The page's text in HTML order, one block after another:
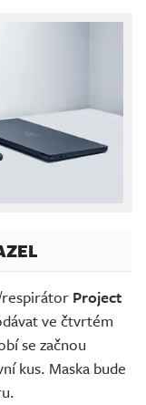
respirátor Project
ve čtvrtém
se začnou
kus. Maska bude